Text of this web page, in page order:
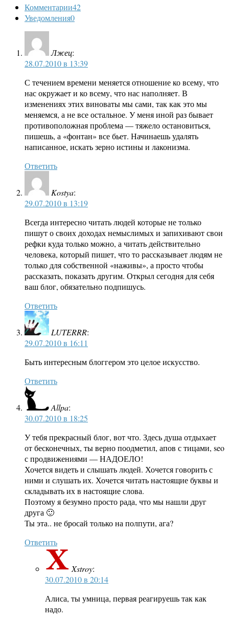
Комментарии42
Уведомления0
Лжец:
28.07.2010 в 13:39
С течением времени меняется отношение ко всему, что
нас окружает и ко всему, что нас наполняет. В
изменениях этих виноваты мы сами, так как это мы
меняемся, а не все остальное. У меня иной раз бывает
противоположная проблема — тяжело остановиться,
пишешь, а «фонтан» все бьет. Начинаешь удалять
написанное, искать зерно истины и лаконизма.
Ответить
Kostya:
29.07.2010 в 13:19
Всегда интересно читать людей которые не только
пишут о своих доходах немыслимых и запихивают свои
рефки куда только можно, а читать действительно
человека, который пишет, что то рассказывает людям не
только для собственной «наживы», а просто чтобы
рассказать, показать другим. Открыл сегодня для себя
ваш блог, обязательно подпишусь.
Ответить
LUTERRR:
29.07.2010 в 16:11
Быть интересным блоггером это целое искусство.
Ответить
Allpa:
30.07.2010 в 18:25
У тебя прекрасный блог, вот что. Здесь душа отдыхает
от бесконечных, ты верно поодметил, апов с тицами, seo
с продвижениями — НАДОЕЛО!
Хочется видеть и слышать людей. Хочется говорить с
ними и слушать их. Хочется читать настоящие буквы и
складывать их в настоящие слова.
Поэтому я безумно просто рада, что мы нашли друг
друга 🙂
Ты эта.. не бросай только на полпути, ага?
Ответить
Xstroy:
30.07.2010 в 20:14
Алиса, ты умница, первая реагируешь так как
надо.